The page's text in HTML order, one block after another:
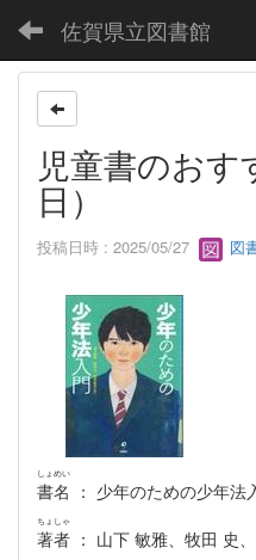
佐賀県立図書館
児童書のお
日）
投稿日時 : 2025/05/27 図
書名
しょめい
： 少年のための少年法
著者
ちょしゃ
： 山下 敏雅、牧田 史